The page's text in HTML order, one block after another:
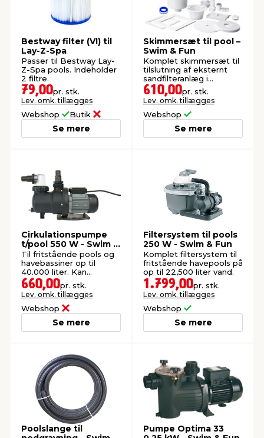
Bestway filter (VI) til
Lay-Z-Spa
Passer til Bestway Lay-
Z-Spa pools. Indeholder
2 filtre.
79,00pr. stk.
Lev. omk. tillægges
Webshop Butik
Se mere
Skimmersæt til pool –
Swim & Fun
Komplet skimmersæt til
tilslutning af eksternt
sandfilteranlæg i
stålpools.
610,00pr. stk.
Lev. omk. tillægges
Webshop
Se mere
Cirkulationspumpe
t/pool 550 W - Swim &
Fun
Til fritstående pools og
havebassiner op til
40.000 liter. Kan
anvendes i badevand
med klor- og
saltdesinfektion.
660,00pr. stk.
Lev. omk. tillægges
Webshop
Se mere
Filtersystem til pools
250 W - Swim & Fun
Komplet filtersystem til
fritstående havepools på
op til 22,500 liter vand.
1.799,00pr. stk.
Lev. omk. tillægges
Webshop
Se mere
Poolslange til
Pumpe Optima 33